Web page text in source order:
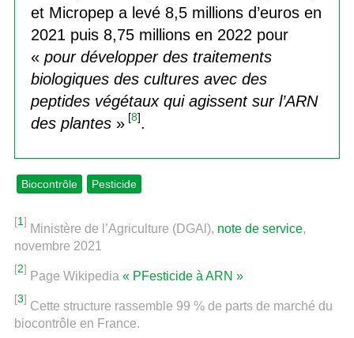
et Micropep a levé 8,5 millions d’euros en
2021 puis 8,75 millions en 2022 pour
« pour développer des traitements
biologiques des cultures avec des
peptides végétaux qui agissent sur l’ARN
des plantes» [8].
Biocontrôle Pesticide
[1]
Ministère de l’Agriculture (DGAl), note de service,
novembre 2021
[2]
Page Wikipedia « PFesticide à ARN »
[3]
Cette structure rassemble 99 % de parts de marché du
biocontrôle en France.